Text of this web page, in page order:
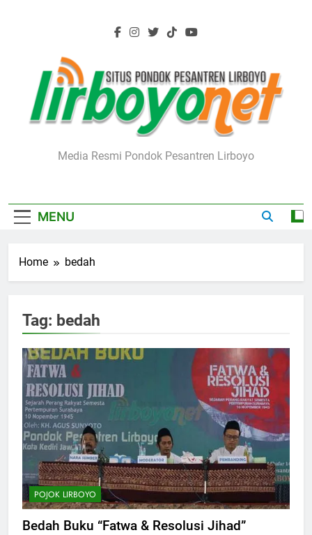
Lirboyo.net
Media Resmi Pondok Pesantren Lirboyo
MENU
Home bedah
Tag: bedah
POJOK LIRBOYO
Bedah Buku “Fatwa & Resolusi Jihad”